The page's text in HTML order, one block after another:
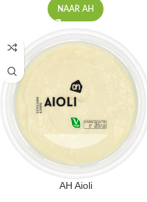
NAAR AH
AH Aioli